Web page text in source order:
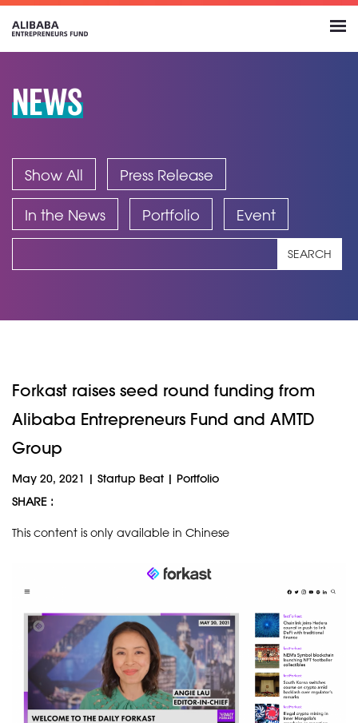
NEWS
Show All Press Release
In the News Portfolio Event
SEARCH
Forkast raises seed round funding from
Alibaba Entrepreneurs Fund and AMTD
Group
May 20, 2021 | Startup Beat | Portfolio
SHARE :
This content is only available in Chinese